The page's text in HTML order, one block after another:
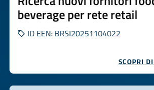
beverage per rete retail
ID EEN: BRSI20251104022
SCOPRI